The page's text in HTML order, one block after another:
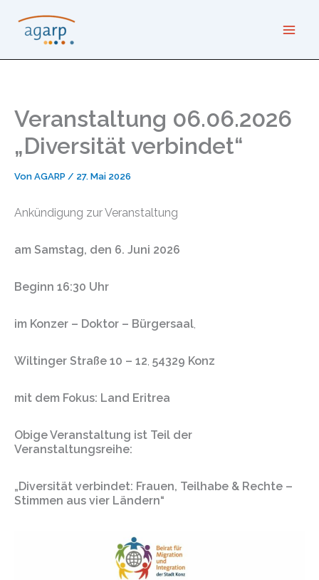
Inhalt
springen
Veranstaltung 06.06.2026
„Diversität verbindet“
Von AGARP / 27. Mai 2026
Ankündigung zur Veranstaltung
am Samstag, den 6. Juni 2026
Beginn 16:30 Uhr
im Konzer – Doktor – Bürgersaal,
Wiltinger Straße 10 – 12, 54329 Konz
mit dem Fokus: Land Eritrea
Obige Veranstaltung ist Teil der
Veranstaltungsreihe:
„Diversität verbindet: Frauen, Teilhabe & Rechte –
Stimmen aus vier Ländern“